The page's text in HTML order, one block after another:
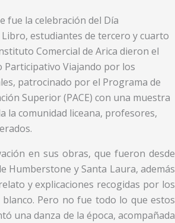
fue la celebración del Día
estudiantes de tercero y cuarto
Comercial de Arica dieron el
Participativo Viajando por los
patrocinado por el Programa de
Superior (PACE) con una muestra
la comunidad liceana, profesores,
en sus obras, que fueron desde
Humberstone y Santa Laura, además
y explicaciones recogidas por los
Pero no fue todo lo que estos
una danza de la época, acompañada